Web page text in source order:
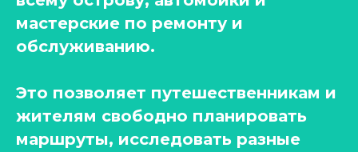
мастерские по ремонту и
обслуживанию.
Это позволяет путешественникам и
жителям свободно планировать
маршруты, исследовать разные